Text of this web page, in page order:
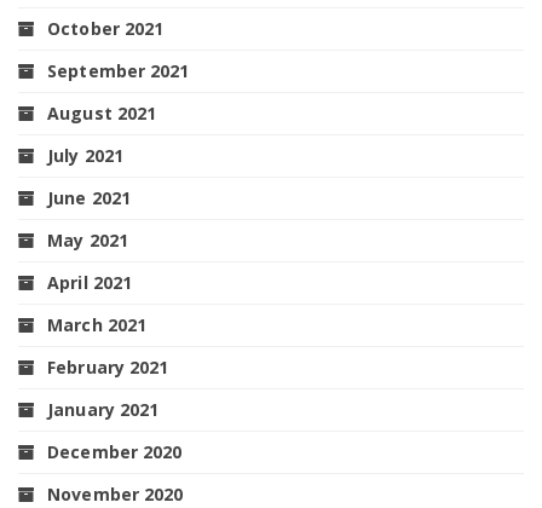
October 2021
September 2021
August 2021
July 2021
June 2021
May 2021
April 2021
March 2021
February 2021
January 2021
December 2020
November 2020